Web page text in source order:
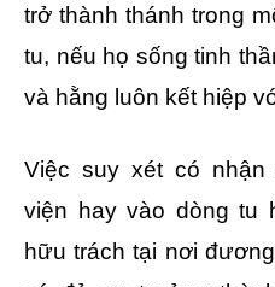
trở thành thánh trong
tu, nếu họ sống tinh
và hằng luôn kết hiệp
Việc suy xét có
viện hay vào dòng tu
hữu trách tại nơi